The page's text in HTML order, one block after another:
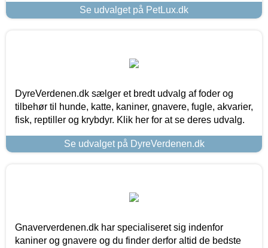
Se udvalget på PetLux.dk
DyreVerdenen.dk sælger et bredt udvalg af foder og
tilbehør til hunde, katte, kaniner, gnavere, fugle, akvarier,
fisk, reptiller og krybdyr. Klik her for at se deres udvalg.
Se udvalget på DyreVerdenen.dk
Gnaververdenen.dk har specialiseret sig indenfor
kaniner og gnavere og du finder derfor altid de bedste